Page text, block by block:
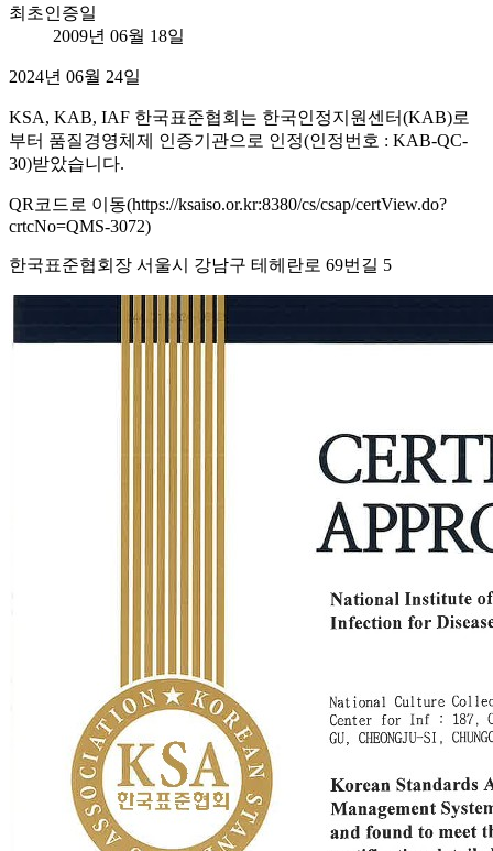
최초인증일
2009년 06월 18일
2024년 06월 24일
KSA, KAB, IAF 한국표준협회는 한국인정지원센터(KAB)로
부터 품질경영체제 인증기관으로 인정(인정번호 : KAB-QC-
30)받았습니다.
QR코드로 이동(https://ksaiso.or.kr:8380/cs/csap/certView.do?
crtcNo=QMS-3072)
한국표준협회장 서울시 강남구 테헤란로 69번길 5